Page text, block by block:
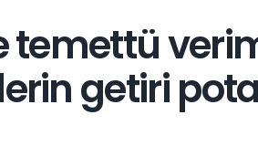
temettü
getiri